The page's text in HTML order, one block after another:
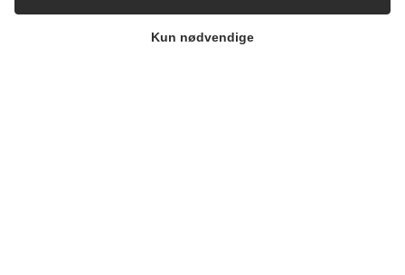
Pharma & Biotech – Multi-Use Solutions
Kun nødvendige